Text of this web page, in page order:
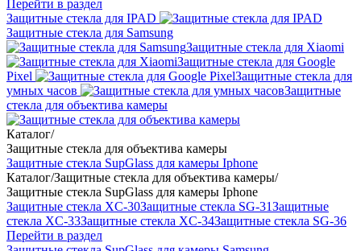
Перейти в раздел
Защитные стекла для IPAD
Защитные стекла для Samsung
Защитные стекла для Xiaomi
Защитные стекла для Google
Pixel
Защитные стекла для
умных часов
Защитные
стекла для объектива камеры
Каталог/
Защитные стекла для объектива камеры
Защитные стекла SupGlass для камеры Iphone
Каталог/Защитные стекла для объектива камеры/
Защитные стекла SupGlass для камеры Iphone
Защитные стекла XC-30Защитные стекла SG-31Защитные
стекла XC-33Защитные стекла XC-34Защитные стекла SG-36
Перейти в раздел